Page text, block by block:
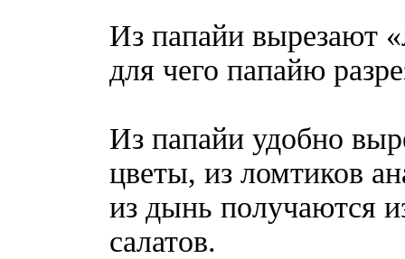
Из папайи вырезают
для чего папайю
Из папайи удобно
цветы, из ломтиков
из дынь получаются
салатов.